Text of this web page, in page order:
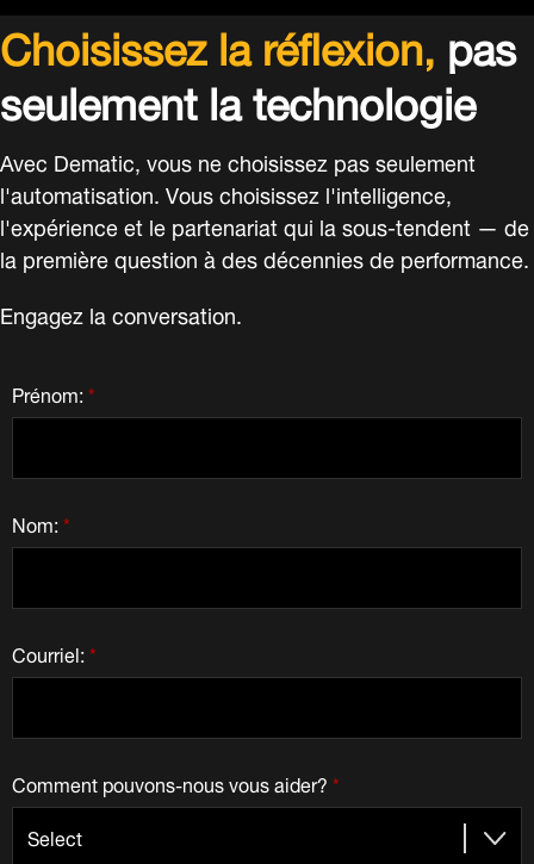
Choisissez la réflexion,pas
seulement la technologie
Avec Dematic, vous ne choisissez pas seulement
l'automatisation. Vous choisissez l'intelligence,
l'expérience et le partenariat qui la sous-tendent — de
la première question à des décennies de performance.
Engagez la conversation.
*
Prénom:
*
Nom:
*
Courriel:
*
Comment pouvons-nous vous aider?